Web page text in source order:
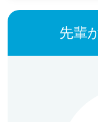
先輩